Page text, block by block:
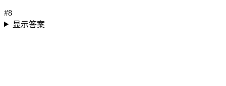
#8
显示答案